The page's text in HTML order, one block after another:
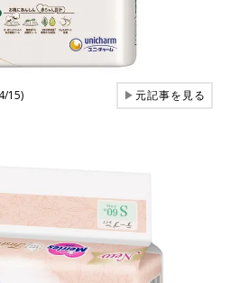
15) ▶元記事を見る